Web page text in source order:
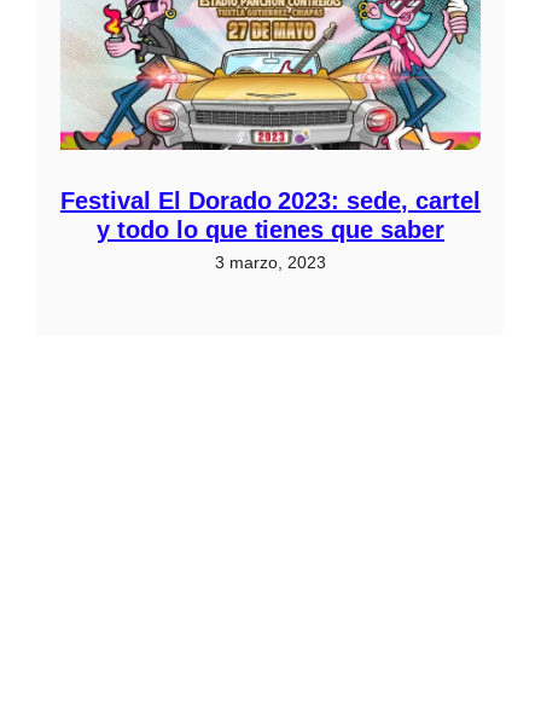
Festival El Dorado 2023: sede, cartel
y todo lo que tienes que saber
3 marzo, 2023